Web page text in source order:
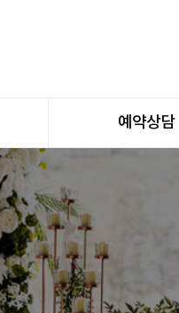
예약상담